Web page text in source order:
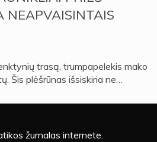
NEAPVAISINTAIS
trasą, trumpapelekis mako
Šis plėšrūnas išsiskiria ne…
žurnalas internete.